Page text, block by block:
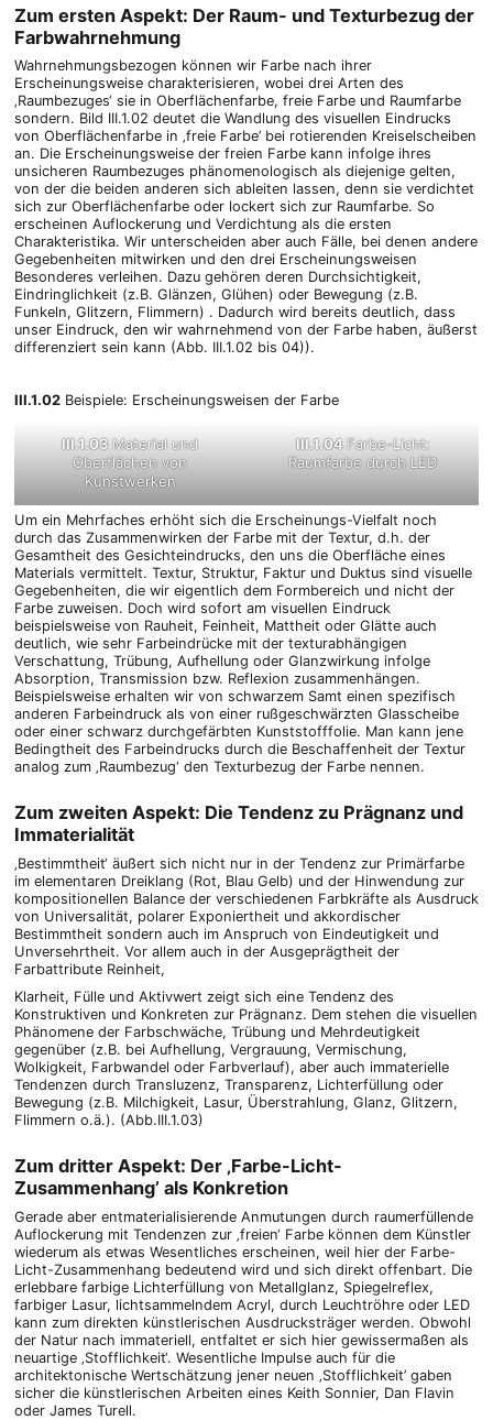
Zum ersten Aspekt: Der Raum- und Texturbezug der
Farbwahrnehmung
Wahrnehmungsbezogen können wir Farbe nach ihrer
Erscheinungsweise charakterisieren, wobei drei Arten des
‚Raumbezuges‘ sie in Oberflächenfarbe, freie Farbe und Raumfarbe
sondern. Bild III.1.02 deutet die Wandlung des visuellen Eindrucks
von Oberflächenfarbe in ‚freie Farbe’ bei rotierenden Kreiselscheiben
an. Die Erscheinungsweise der freien Farbe kann infolge ihres
unsicheren Raumbezuges phänomenologisch als diejenige gelten,
von der die beiden anderen sich ableiten lassen, denn sie verdichtet
sich zur Oberflächenfarbe oder lockert sich zur Raumfarbe. So
erscheinen Auflockerung und Verdichtung als die ersten
Charakteristika. Wir unterscheiden aber auch Fälle, bei denen andere
Gegebenheiten mitwirken und den drei Erscheinungsweisen
Besonderes verleihen. Dazu gehören deren Durchsichtigkeit,
Eindringlichkeit (z.B. Glänzen, Glühen) oder Bewegung (z.B.
Funkeln, Glitzern, Flimmern) . Dadurch wird bereits deutlich, dass
unser Eindruck, den wir wahrnehmend von der Farbe haben, äußerst
differenziert sein kann (Abb. III.1.02 bis 04)).
III.1.02Beispiele: Erscheinungsweisen der Farbe
III.1.03Material und
Oberflächen von
Kunstwerken
III.1.04Farbe-Licht:
Raumfarbe durch LED
Um ein Mehrfaches erhöht sich die Erscheinungs-Vielfalt noch
durch das Zusammenwirken der Farbe mit der Textur, d.h. der
Gesamtheit des Gesichteindrucks, den uns die Oberfläche eines
Materials vermittelt. Textur, Struktur, Faktur und Duktus sind visuelle
Gegebenheiten, die wir eigentlich dem Formbereich und nicht der
Farbe zuweisen. Doch wird sofort am visuellen Eindruck
beispielsweise von Rauheit, Feinheit, Mattheit oder Glätte auch
deutlich, wie sehr Farbeindrücke mit der texturabhängigen
Verschattung, Trübung, Aufhellung oder Glanzwirkung infolge
Absorption, Transmission bzw. Reflexion zusammenhängen.
Beispielsweise erhalten wir von schwarzem Samt einen spezifisch
anderen Farbeindruck als von einer rußgeschwärzten Glasscheibe
oder einer schwarz durchgefärbten Kunststofffolie. Man kann jene
Bedingtheit des Farbeindrucks durch die Beschaffenheit der Textur
analog zum ‚Raumbezug‘ den Texturbezug der Farbe nennen.
Zum zweiten Aspekt: Die Tendenz zu Prägnanz und
Immaterialität
‚Bestimmtheit‘ äußert sich nicht nur in der Tendenz zur Primärfarbe
im elementaren Dreiklang (Rot, Blau Gelb) und der Hinwendung zur
kompositionellen Balance der verschiedenen Farbkräfte als Ausdruck
von Universalität, polarer Exponiertheit und akkordischer
Bestimmtheit sondern auch im Anspruch von Eindeutigkeit und
Unversehrtheit. Vor allem auch in der Ausgeprägtheit der
Farbattribute Reinheit,
Klarheit, Fülle und Aktivwert zeigt sich eine Tendenz des
Konstruktiven und Konkreten zur Prägnanz. Dem stehen die visuellen
Phänomene der Farbschwäche, Trübung und Mehrdeutigkeit
gegenüber (z.B. bei Aufhellung, Vergrauung, Vermischung,
Wolkigkeit, Farbwandel oder Farbverlauf), aber auch immaterielle
Tendenzen durch Transluzenz, Transparenz, Lichterfüllung oder
Bewegung (z.B. Milchigkeit, Lasur, Überstrahlung, Glanz, Glitzern,
Flimmern o.ä.). (Abb.III.1.03)
Zum dritter Aspekt: Der ‚Farbe-Licht-
Zusammenhang’ als Konkretion
Gerade aber entmaterialisierende Anmutungen durch raumerfüllende
Auflockerung mit Tendenzen zur ‚freien‘ Farbe können dem Künstler
wiederum als etwas Wesentliches erscheinen, weil hier der Farbe-
Licht-Zusammenhang bedeutend wird und sich direkt offenbart. Die
erlebbare farbige Lichterfüllung von Metallglanz, Spiegelreflex,
farbiger Lasur, lichtsammelndem Acryl, durch Leuchtröhre oder LED
kann zum direkten künstlerischen Ausdrucksträger werden. Obwohl
der Natur nach immateriell, entfaltet er sich hier gewissermaßen als
neuartige ‚Stofflichkeit‘. Wesentliche Impulse auch für die
architektonische Wertschätzung jener neuen ‚Stofflichkeit’ gaben
sicher die künstlerischen Arbeiten eines Keith Sonnier, Dan Flavin
oder James Turell.